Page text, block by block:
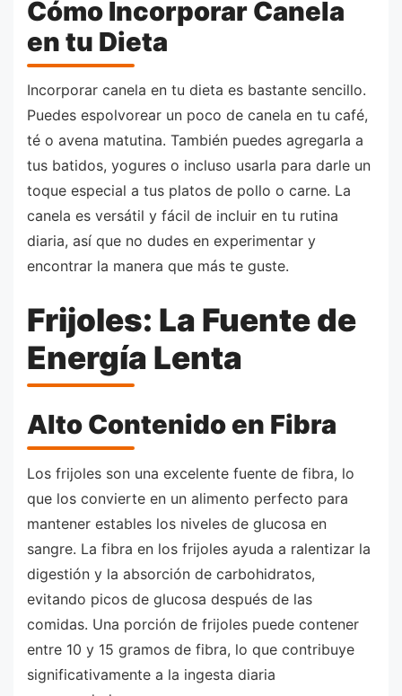
Cómo Incorporar Canela
en tu Dieta
Incorporar canela en tu dieta es bastante sencillo.
Puedes espolvorear un poco de canela en tu café,
té o avena matutina. También puedes agregarla a
tus batidos, yogures o incluso usarla para darle un
toque especial a tus platos de pollo o carne. La
canela es versátil y fácil de incluir en tu rutina
diaria, así que no dudes en experimentar y
encontrar la manera que más te guste.
Frijoles: La Fuente de
Energía Lenta
Alto Contenido en Fibra
Los frijoles son una excelente fuente de fibra, lo
que los convierte en un alimento perfecto para
mantener estables los niveles de glucosa en
sangre. La fibra en los frijoles ayuda a ralentizar la
digestión y la absorción de carbohidratos,
evitando picos de glucosa después de las
comidas. Una porción de frijoles puede contener
entre 10 y 15 gramos de fibra, lo que contribuye
significativamente a la ingesta diaria